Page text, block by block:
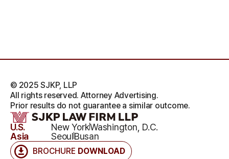
BROCHURE DOWNLOAD
U.S. New YorkWashington, D.C.
Asia
SeoulBusan
© 2025 SJKP, LLP
All rights reserved. Attorney Advertising.
Prior results do not guarantee a similar outcome.